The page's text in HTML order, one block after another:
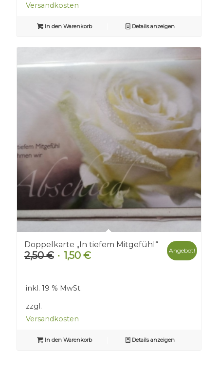
Versandkosten
In den Warenkorb Details anzeigen
Doppelkarte „In tiefem Mitgefühl“
2,50€ Ursprünglicher
2,50 €
1,50 €Aktueller
Angebot!
inkl. 19 % MwSt.
zzgl.
Versandkosten
In den Warenkorb Details anzeigen